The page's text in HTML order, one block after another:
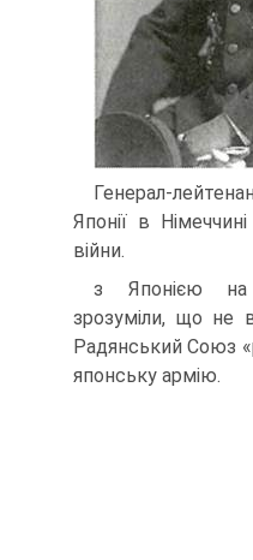
Генерал-
Японії в
війни.
з Японією на
зрозуміли, що не
Радянський Союз
японську армію.